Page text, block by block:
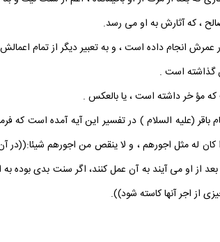
، كه آثارش به او مى رسد.
عمرش انجام داده است ، و به تعبير ديگر از تمام
گذاشته است .
مؤ خر داشته است ، يا بالعكس .
(عليه السلام ) در تفسير اين آيه آمده است كه
له مثل اجورهم ، و لا ينقص من اجورهم شيئا:((در
او مى آيند به آن عمل كنند، اگر سنت بدى بوده به
از اجر آنها كاسته شود)).